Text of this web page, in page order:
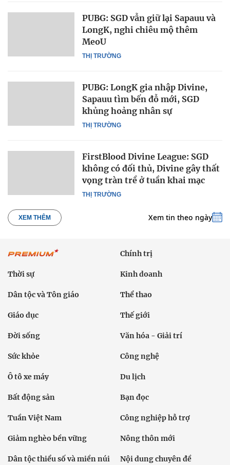
THỊ TRƯỜNG
PUBG: SGD vẫn giữ lại Sapauu và
LongK, nghi chiêu mộ thêm
MeoU
THỊ TRƯỜNG
PUBG: LongK gia nhập Divine,
Sapauu tìm bến đỗ mới, SGD
khủng hoảng nhân sự
THỊ TRƯỜNG
FirstBlood Divine League: SGD
không có đối thủ, Divine gây thất
vọng tràn trề ở tuần khai mạc
XEM THÊM Xem tin theo ngày
Chính trị
Thời sự Kinh doanh
Dân tộc và Tôn giáo Thể thao
Giáo dục Thế giới
Đời sống Văn hóa - Giải trí
Sức khỏe Công nghệ
Ô tô xe máy Du lịch
Bất động sản Bạn đọc
Tuần Việt Nam Công nghiệp hỗ trợ
Giảm nghèo bền vững Nông thôn mới
Dân tộc thiểu số và miền núi Nội dung chuyên đề